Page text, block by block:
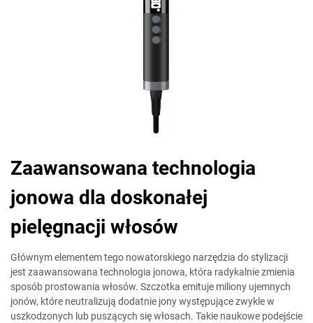
Zaawansowana technologia
jonowa dla doskonałej
pielęgnacji włosów
Głównym elementem tego nowatorskiego narzędzia do stylizacji
jest zaawansowana technologia jonowa, która radykalnie zmienia
sposób prostowania włosów. Szczotka emituje miliony ujemnych
jonów, które neutralizują dodatnie jony występujące zwykle w
uszkodzonych lub puszących się włosach. Takie naukowe podejście